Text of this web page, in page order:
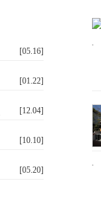
[05.16]
[01.22]
[12.04]
[10.10]
[05.20]